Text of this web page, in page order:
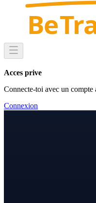
Be
Acces prive
Connecte-toi avec un
Connexion